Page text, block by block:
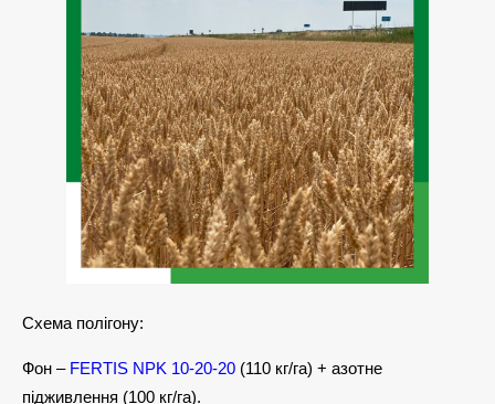
Схема полігону:
Фон – FERTIS NPK 10-20-20 (110 кг/га) + азотне
підживлення (100 кг/га).